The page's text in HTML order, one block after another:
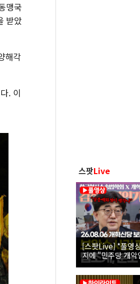
맹국
받았
해각
. 이
스팟Live
[스팟Live] *풀영
지에 "민주당 개
26.08.06 개혁신당